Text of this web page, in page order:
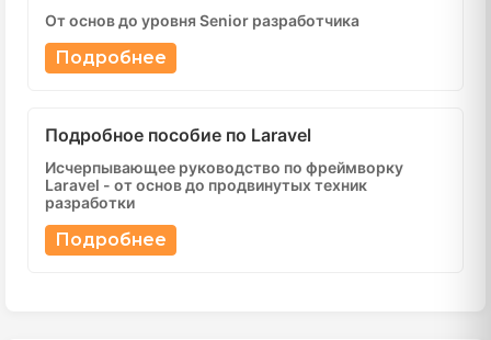
От основ до уровня Senior разработчика
Подробнее
Подробное пособие по Laravel
Исчерпывающее руководство по фреймворку
Laravel - от основ до продвинутых техник
разработки
Подробнее